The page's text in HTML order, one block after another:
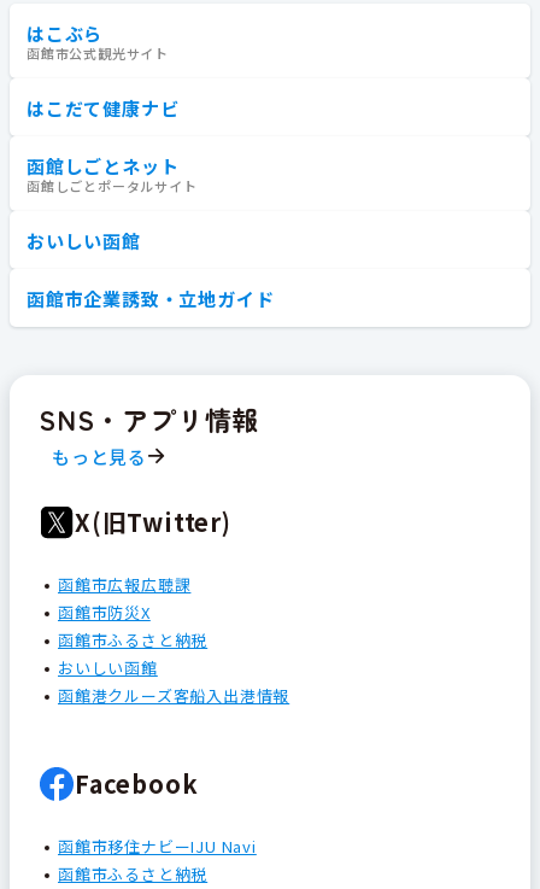
はこぶら
函館市公式観光サイト
はこだて健康ナビ
函館しごとネット
函館しごとポータルサイト
おいしい函館
函館市企業誘致・立地ガイド
SNS・アプリ情報
もっと見る
X(旧Twitter)
函館市広報広聴課
函館市防災X
函館市ふるさと納税
おいしい函館
函館港クルーズ客船入出港情報
Facebook
函館市移住ナビーIJU Navi
函館市ふるさと納税